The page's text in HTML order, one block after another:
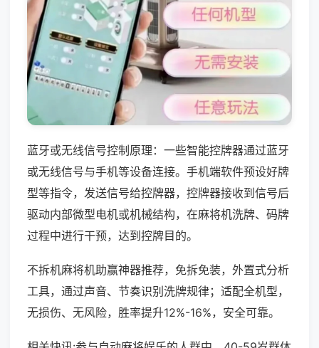
蓝牙或无线信号控制原理：一些智能控牌器通过蓝牙
或无线信号与手机等设备连接。手机端软件预设好牌
型等指令，发送信号给控牌器，控牌器接收到信号后
驱动内部微型电机或机械结构，在麻将机洗牌、码牌
过程中进行干预，达到控牌目的。
不拆机麻将机助赢神器推荐，免拆免装，外置式分析
工具，通过声音、节奏识别洗牌规律；适配全机型，
无损伤、无风险，胜率提升12%-16%，安全可靠。